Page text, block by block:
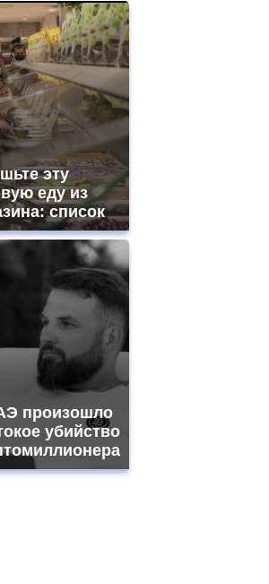
эту
еду из
список
произошло
убийство